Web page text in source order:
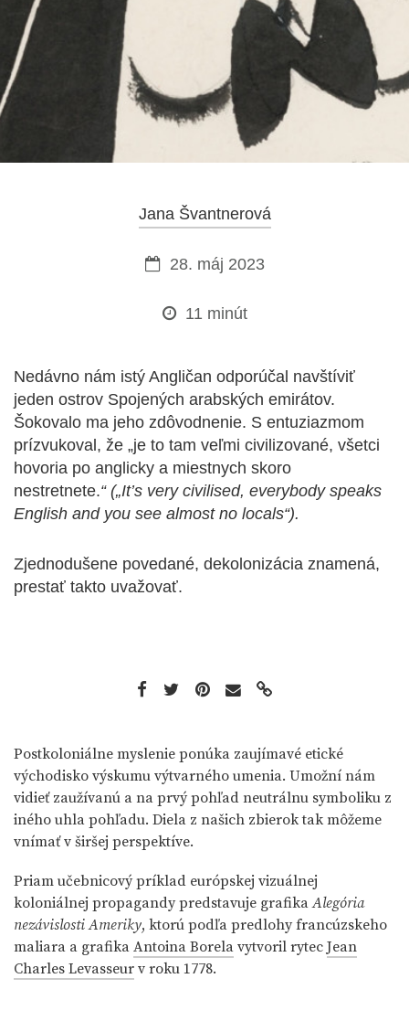
Jana Švantnerová
28. máj 2023
11 minút
Nedávno nám istý Angličan odporúčal navštíviť
jeden ostrov Spojených arabských emirátov.
Šokovalo ma jeho zdôvodnenie. S entuziazmom
prízvukoval, že „je to tam veľmi civilizované, všetci
hovoria po anglicky a miestnych skoro
nestretnete.“ („It’s very civilised, everybody speaks
English and you see almost no locals“).
Zjednodušene povedané, dekolonizácia znamená,
prestať takto uvažovať.
Postkoloniálne myslenie ponúka zaujímavé etické
východisko výskumu výtvarného umenia. Umožní nám
vidieť zaužívanú a na prvý pohľad neutrálnu symboliku z
iného uhla pohľadu. Diela z našich zbierok tak môžeme
vnímať v širšej perspektíve.
Priam učebnicový príklad európskej vizuálnej
koloniálnej propagandy predstavuje grafikaAlegória
nezávislosti Ameriky, ktorú podľa predlohy francúzskeho
maliara a grafika Antoina Borela vytvoril rytec Jean
Charles Levasseur v roku 1778.